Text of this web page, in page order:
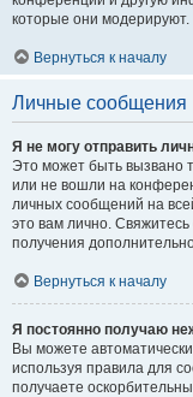
которые они модерируют.
Вернуться к началу
Личные сообщения
Я не могу отправить
Это может быть вызвано
или не вошли на
личных сообщений на
это вам лично.
получения
Вернуться к началу
Я постоянно получаю
Вы можете
используя правила для
получаете